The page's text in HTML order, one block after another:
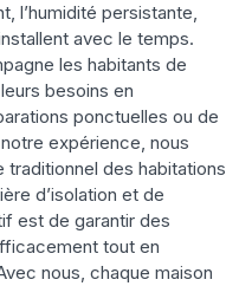
l’humidité persistante,
avec le temps.
les habitants de
besoins en
ponctuelles ou de
expérience, nous
des habitations
d’isolation et de
est de garantir des
tout en
nous, chaque maison